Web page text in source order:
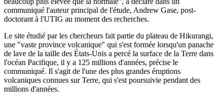
communiqué l'auteur principal de l'étude, Andrew Gase, post-
doctorant à l'UTIG au moment des recherches.
Le site étudié par les chercheurs fait partie du plateau de Hikurangi,
une "vaste province volcanique" qui s'est formée lorsqu'un panache
de lave de la taille des États-Unis a percé la surface de la Terre dans
l'océan Pacifique, il y a 125 millions d'années, précise le
communiqué. Il s'agit de l'une des plus grandes éruptions
volcaniques connues sur Terre, qui s'est poursuivie pendant des
millions d'années.